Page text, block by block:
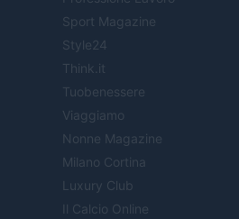
Sport Magazine
Style24
Think.it
Tuobenessere
Viaggiamo
Nonne Magazine
Milano Cortina
Luxury Club
Il Calcio Online